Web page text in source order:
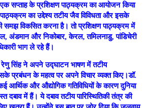
सप्ताह के प्रशिक्षण पाठ्यक्रम का आयोजन किया
का उद्देश्य तटीय जैव विविधता और इसके
समझ विकसित करना है। तो प्रशिक्षण पाठ्यक्रम में
अंडमान और निकोबार, केरल, तमिलनाडु, पांडिचेरी
भाग ले रहे हैं।
सिंह ने अपने उद्घाटन भाषण में तटीय
प्रबंधन के महत्व पर अपने विचार व्यक्त किए।डॉ.
आर्थिक और औद्योगिक गतिविधियों के कारण दुनिया
दबाव में हैं। ये दबाव तटीय पारिस्थितिकी तंत्र की